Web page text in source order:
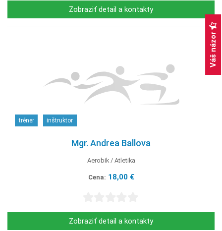
Zobraziť detail a kontakty
tréner inštruktor
Mgr. Andrea Ballova
Aerobik Atletika
Cena: 18,00 €
Zobraziť detail a kontakty
Váš názor